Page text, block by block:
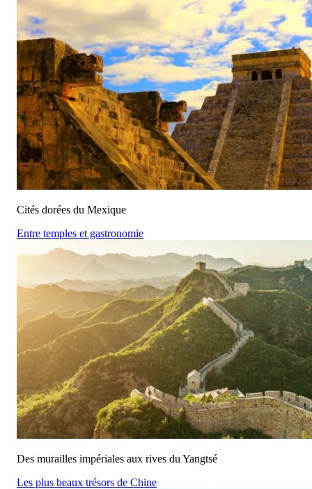
Cités dorées du Mexique
Entre temples et gastronomie
Des murailles impériales aux rives du Yangtsé
Les plus beaux trésors de Chine